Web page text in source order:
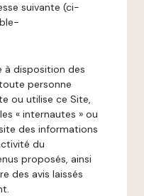
suivante (ci-
à disposition des
personne
ou utilise ce Site,
« internautes » ou
des informations
du
proposés, ainsi
des avis laissés